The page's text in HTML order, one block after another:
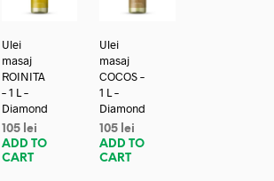
Ulei
masaj
ROINITA
– 1 L –
Diamond
105 lei
ADD TO
CART
Ulei
masaj
COCOS –
1 L –
Diamond
105 lei
ADD TO
CART